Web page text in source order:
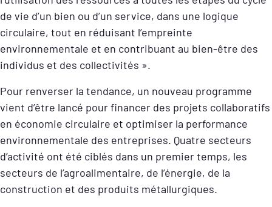
de vie d’un bien ou d’un service, dans une logique
circulaire, tout en réduisant l’empreinte
environnementale et en contribuant au bien-être des
individus et des collectivités ».
Pour renverser la tendance, un nouveau programme
vient d’être lancé pour financer des projets collaboratifs
en économie circulaire et optimiser la performance
environnementale des entreprises. Quatre secteurs
d’activité ont été ciblés dans un premier temps, les
secteurs de l’agroalimentaire, de l’énergie, de la
construction et des produits métallurgiques.